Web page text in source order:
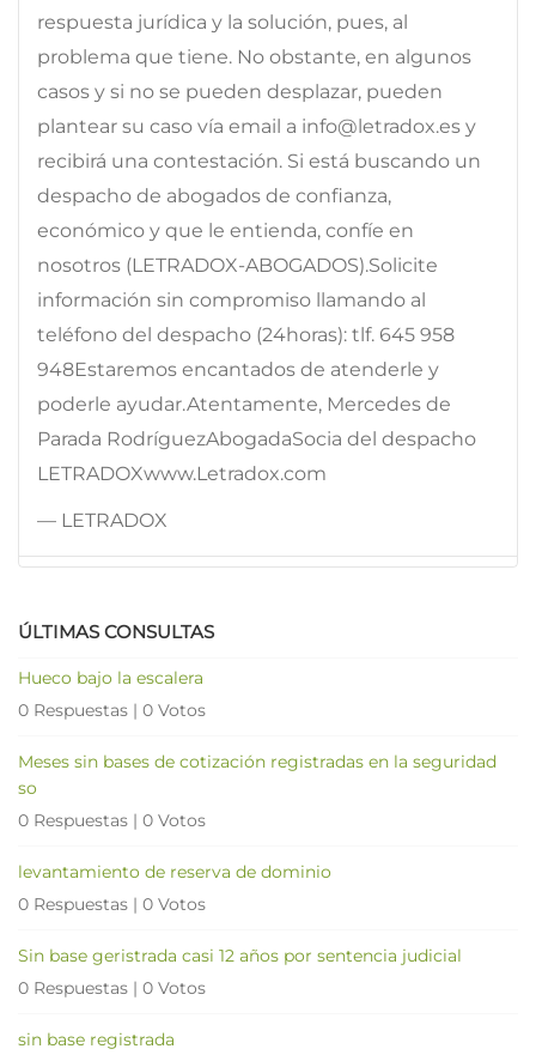
respuesta jurídica y la solución, pues, al
problema que tiene. No obstante, en algunos
casos y si no se pueden desplazar, pueden
plantear su caso vía email a info@letradox.es y
recibirá una contestación. Si está buscando un
despacho de abogados de confianza,
económico y que le entienda, confíe en
nosotros (LETRADOX-ABOGADOS).Solicite
información sin compromiso llamando al
teléfono del despacho (24horas): tlf. 645 958
948Estaremos encantados de atenderle y
poderle ayudar.Atentamente, Mercedes de
Parada RodríguezAbogadaSocia del despacho
LETRADOXwww.Letradox.com
— LETRADOX
ÚLTIMAS CONSULTAS
Hueco bajo la escalera
0 Respuestas | 0 Votos
Meses sin bases de cotización registradas en la seguridad
so
0 Respuestas | 0 Votos
levantamiento de reserva de dominio
0 Respuestas | 0 Votos
Sin base geristrada casi 12 años por sentencia judicial
0 Respuestas | 0 Votos
sin base registrada